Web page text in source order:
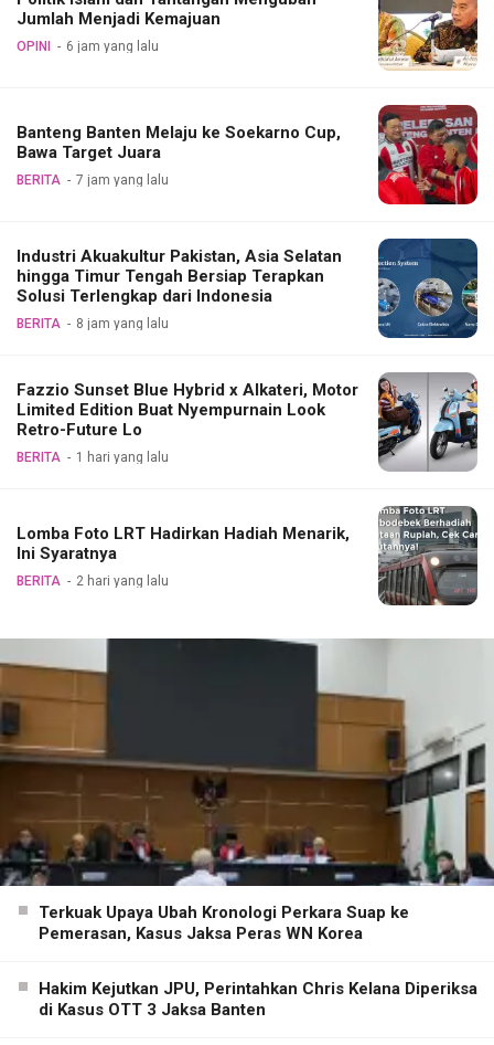
Jumlah Menjadi Kemajuan
OPINI 6 jam yang lalu
Banteng Banten Melaju ke Soekarno Cup,
Bawa Target Juara
BERITA 7 jam yang lalu
Industri Akuakultur Pakistan, Asia Selatan
hingga Timur Tengah Bersiap Terapkan
Solusi Terlengkap dari Indonesia
BERITA 8 jam yang lalu
Fazzio Sunset Blue Hybrid x Alkateri, Motor
Limited Edition Buat Nyempurnain Look
Retro-Future Lo
BERITA 1 hari yang lalu
Lomba Foto LRT Hadirkan Hadiah Menarik,
Ini Syaratnya
BERITA 2 hari yang lalu
Terkuak Upaya Ubah Kronologi Perkara Suap ke
Pemerasan, Kasus Jaksa Peras WN Korea
Hakim Kejutkan JPU, Perintahkan Chris Kelana Diperiksa
di Kasus OTT 3 Jaksa Banten